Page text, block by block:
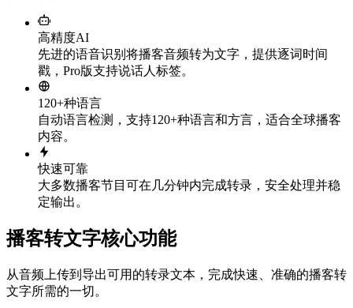
高精度AI
先进的语音识别将播客音频转为文字，提供逐词时间
戳，Pro版支持说话人标签。
120+种语言
自动语言检测，支持120+种语言和方言，适合全球播客
内容。
快速可靠
大多数播客节目可在几分钟内完成转录，安全处理并稳
定输出。
播客转文字核心功能
从音频上传到导出可用的转录文本，完成快速、准确的播客转
文字所需的一切。